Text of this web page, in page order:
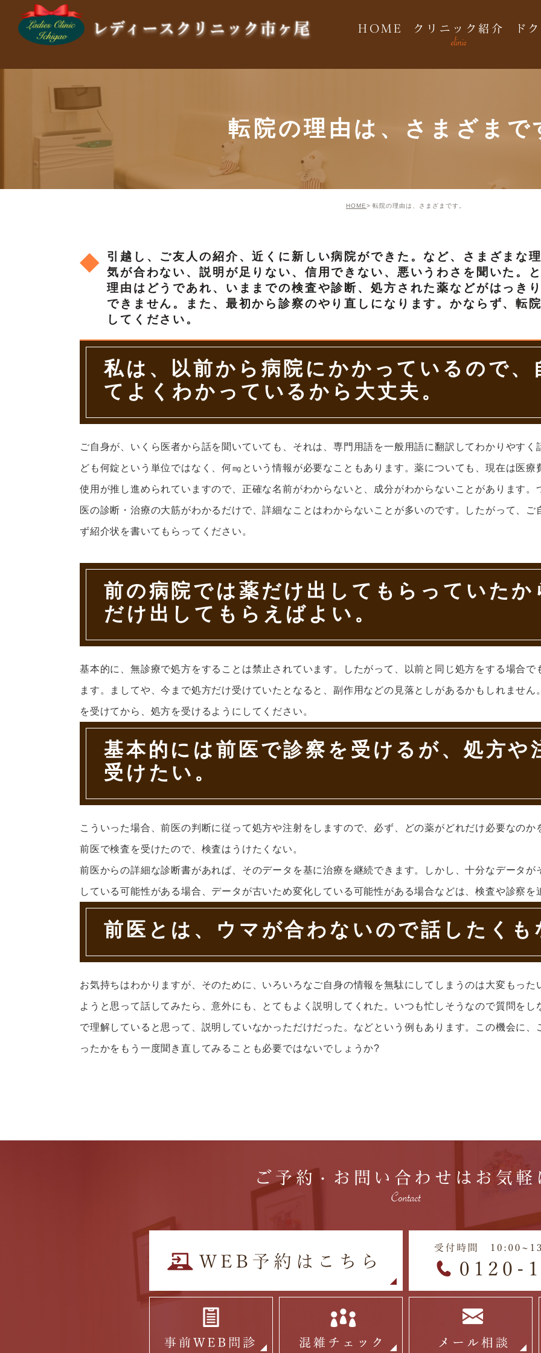
HOME クリニック紹介
clinic
ド
転院の理由は、さまざまで
HOME 転院の理由は、さまざまです。
引越し、ご友人の紹介、近くに新しい病院ができた。など、さまざまな
気が合わない、説明が足りない、信用できない、悪いうわさを聞いた。
理由はどうであれ、いままでの検査や診断、処方された薬などがはっき
できません。また、最初から診察のやり直しになります。かならず、転
してください。
私は、以前から病院にかかっているので
てよくわかっているから大丈夫。
ご自身が、いくら医者から話を聞いていても、それは、専門用語を一般用語に翻訳してわかりやす
ども何錠という単位ではなく、何㎎という情報が必要なこともあります。薬についても、現在は医
使用が推し進められていますので、正確な名前がわからないと、成分がわからないことがあります
医の診断・治療の大筋がわかるだけで、詳細なことはわからないことが多いのです。したがって、
ず紹介状を書いてもらってください。
前の病院では薬だけ出してもらっていたか
だけ出してもらえばよい。
基本的に、無診療で処方をすることは禁止されています。したがって、以前と同じ処方をする場合
ます。ましてや、今まで処方だけ受けていたとなると、副作用などの見落としがあるかもしれませ
を受けてから、処方を受けるようにしてください。
基本的には前医で診察を受けるが、処方や
受けたい。
こういった場合、前医の判断に従って処方や注射をしますので、必ず、どの薬がどれだけ必要なの
前医で検査を受けたので、検査はうけたくない。
前医からの詳細な診断書があれば、そのデータを基に治療を継続できます。しかし、十分なデータ
している可能性がある場合、データが古いため変化している可能性がある場合などは、検査や診察
前医とは、ウマが合わないので話したくも
お気持ちはわかりますが、そのために、いろいろなご自身の情報を無駄にしてしまうのは大変もっ
ようと思って話してみたら、意外にも、とてもよく説明してくれた。いつも忙しそうなので質問を
で理解していると思って、説明していなかっただけだった。などという例もあります。この機会に
ったかをもう一度聞き直してみることも必要ではないでしょうか?
ご予約 ・ お問い合わせはお気軽
Contact